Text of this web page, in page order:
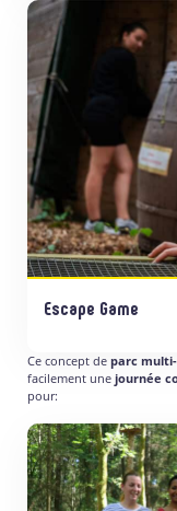
Escape Game
Ce concept de parc
facilement une journée
pour: